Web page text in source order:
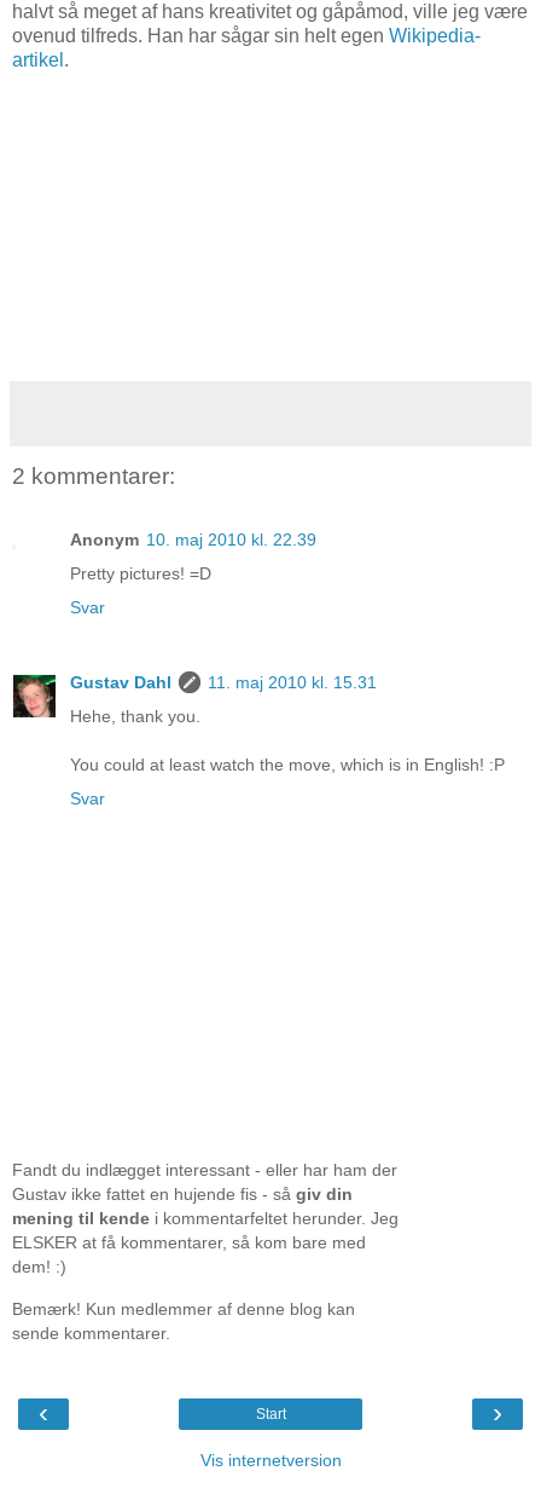
halvt så meget af hans kreativitet og gåpåmod, ville jeg være
ovenud tilfreds. Han har sågar sin helt egen Wikipedia-
artikel .
2 kommentarer:
Anonym 10. maj 2010 kl. 22.39
Pretty pictures! =D
Svar
Gustav Dahl
11. maj 2010 kl. 15.31
Hehe, thank you.
You could at least watch the move, which is in English! :P
Svar
Fandt du indlægget interessant - eller har ham der
Gustav ikke fattet en hujende fis - så giv din
mening til kende i kommentarfeltet herunder. Jeg
ELSKER at få kommentarer, så kom bare med
dem! :)
Bemærk! Kun medlemmer af denne blog kan
sende kommentarer.
‹ ›
Start
Vis internetversion